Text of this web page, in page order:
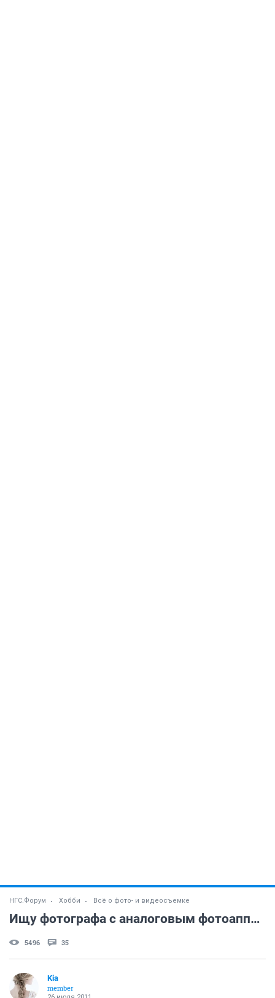
НГС.Форум Хобби Всё о фото- и видеосъемке
Ищу фотографа с аналоговым фотоаппаратом
5496 35
Kia
member